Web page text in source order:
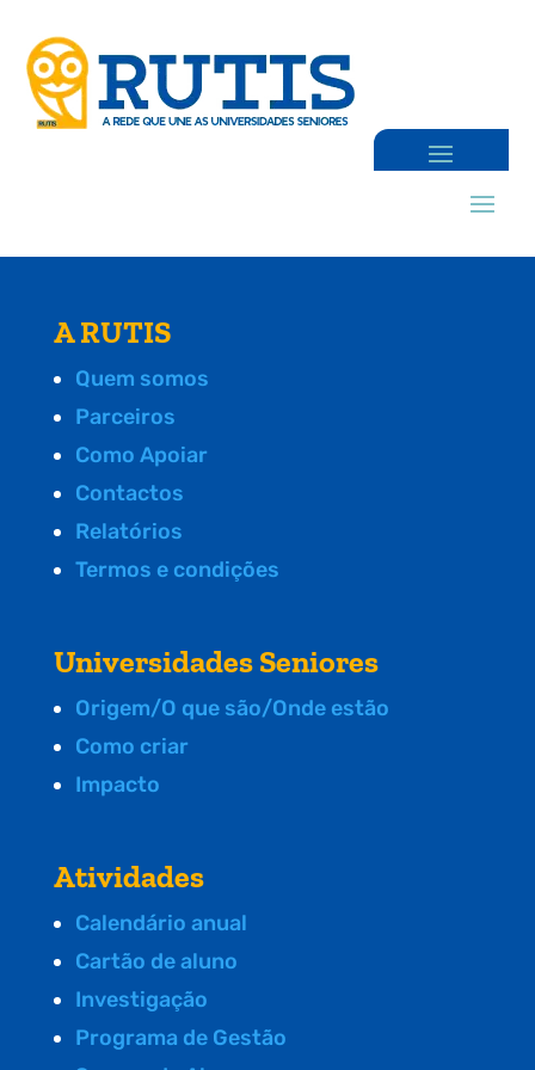
A RUTIS
Quem somos
Parceiros
Como Apoiar
Contactos
Relatórios
Termos e condições
Universidades Seniores
Origem/O que são/Onde estão
Como criar
Impacto
Atividades
Calendário anual
Cartão de aluno
Investigação
Programa de Gestão